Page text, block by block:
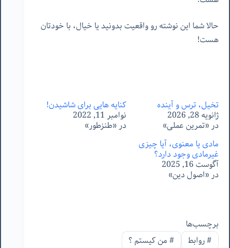
حالا شما این نوشته رو واقعیت بدونید یا خیال، با خودتان
هست!
تخیل،‌ ترس و آینده
ژانویه 28, 2026
در «تمرین عملی»
کنایه هایی برای شاشیدن!
نوامبر 11, 2022
در «طنزطور»
مادی یا معنوی، آیا چیزی
غیرمادی وجود دارد؟
آگوست 16, 2025
در «اصول دین»
برچسب‌ها
#روابط #من‌ کیستم ؟